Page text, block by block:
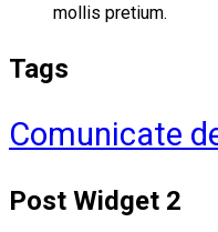
mollis pretium.
Tags
Comunicate
Post Widget 2